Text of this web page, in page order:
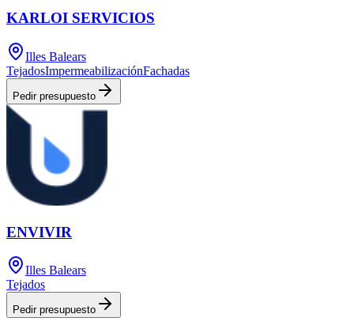
KARLOI SERVICIOS
Illes Balears
TejadosImpermeabilizaciónFachadas
Pedir presupuesto
ENVIVIR
Illes Balears
Tejados
Pedir presupuesto